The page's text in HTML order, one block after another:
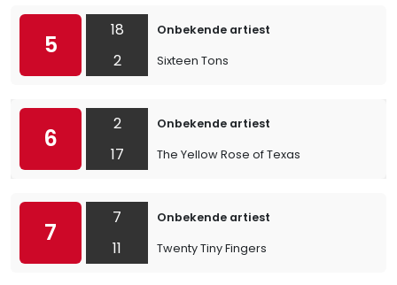
5
18
2
Onbekende artiest
Sixteen Tons
6
2
17
Onbekende artiest
The Yellow Rose of Texas
7
7
11
Onbekende artiest
Twenty Tiny Fingers